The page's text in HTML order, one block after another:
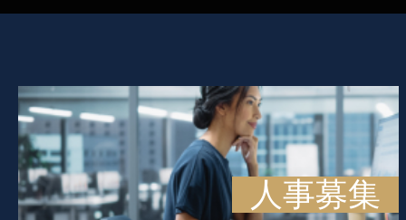
人事募集